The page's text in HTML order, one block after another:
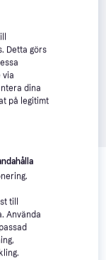
kanske skulle
Detta görs
via
dina
på legitimt
till
Använda